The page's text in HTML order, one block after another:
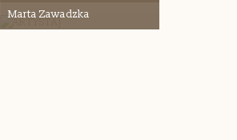
Marta Zawadzka